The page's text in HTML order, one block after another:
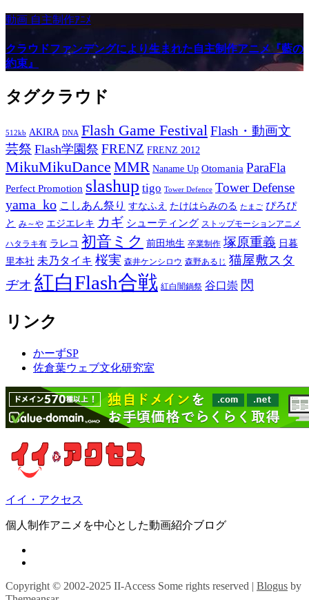
動画 自主制作ｱﾆﾒ
クラウドファンデングにより生まれた自主制作アニメ『藍の
約束』
タグクラウド
512kb AKIRA DNA Flash Game FestivalFlash・動画文
芸祭 Flash学園祭 FRENZ FRENZ 2012
MikuMikuDance MMR Naname Up Otomania ParaFla
Perfect Promotion slashup tigo Tower Defence Tower Defense
yama_ko こしあん祭り すなふえ たけはらみのる たまご ぴろぴ
と み～や エジエレキ カギ シューティング ストップモーションアニメ
ハタラキ有 ラレコ 初音ミク 前田地生 卒業制作 塚原重義 日暮
里本社 未乃タイキ 桜実 森井ケンシロウ 森野あるじ 猫屋敷スタ
ヂオ 紅白Flash合戦 紅白闇鍋祭 谷口崇 閃
リンク
かーずSP
佐倉葉ウェブ文化研究室
イイ・アクセス
個人制作アニメを中心とした動画紹介ブログ
Copyright © 2002-2025 II-Access Some rights reserved | Blogus by